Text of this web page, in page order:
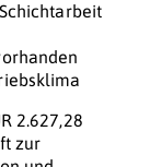
2.627,28
zur